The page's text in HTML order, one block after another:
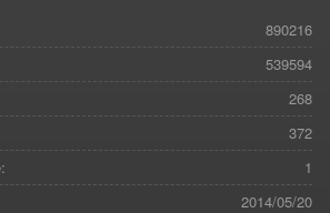
890216
539594
268
372
1
2014/05/20